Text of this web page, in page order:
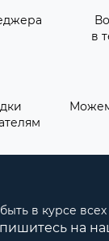
в
в курсе
на